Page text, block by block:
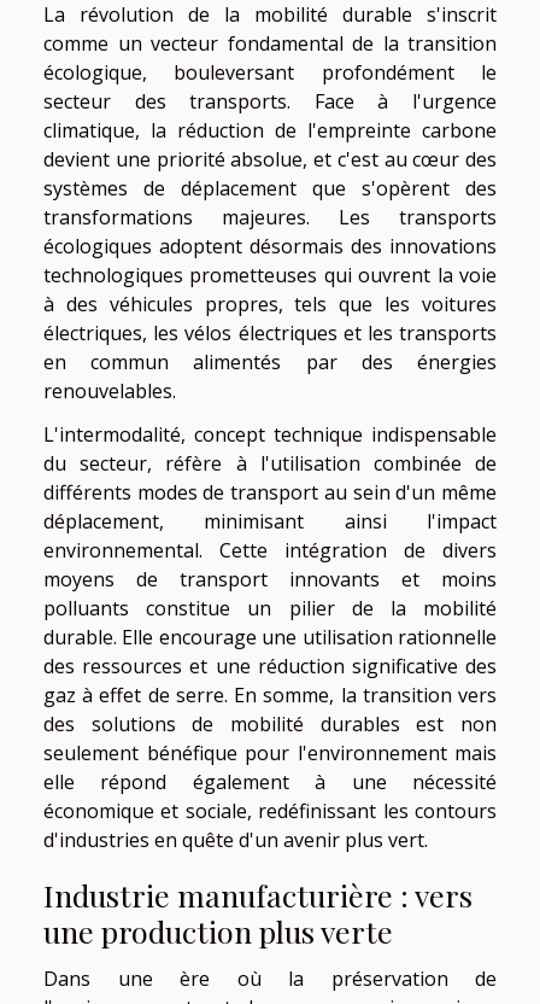
La révolution de la mobilité durable s'inscrit
comme un vecteur fondamental de la transition
écologique, bouleversant profondément le
secteur des transports. Face à l'urgence
climatique, la réduction de l'empreinte carbone
devient une priorité absolue, et c'est au cœur des
systèmes de déplacement que s'opèrent des
transformations majeures. Les transports
écologiques adoptent désormais des innovations
technologiques prometteuses qui ouvrent la voie
à des véhicules propres, tels que les voitures
électriques, les vélos électriques et les transports
en commun alimentés par des énergies
renouvelables.
L'intermodalité, concept technique indispensable
du secteur, réfère à l'utilisation combinée de
différents modes de transport au sein d'un même
déplacement, minimisant ainsi l'impact
environnemental. Cette intégration de divers
moyens de transport innovants et moins
polluants constitue un pilier de la mobilité
durable. Elle encourage une utilisation rationnelle
des ressources et une réduction significative des
gaz à effet de serre. En somme, la transition vers
des solutions de mobilité durables est non
seulement bénéfique pour l'environnement mais
elle répond également à une nécessité
économique et sociale, redéfinissant les contours
d'industries en quête d'un avenir plus vert.
Industrie manufacturière : vers
une production plus verte
Dans une ère où la préservation de